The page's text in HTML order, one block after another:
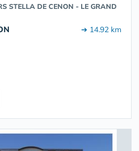
STELLA DE CENON - LE GRAND
➔ 14.92 km